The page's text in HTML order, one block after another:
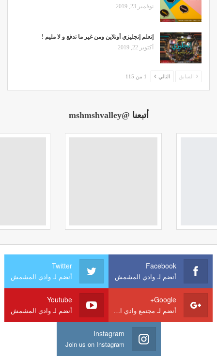
نوفمبر 23, 2019
إتعلم إنجليزي أونلاين ومن غير ما تدفع و لا مليم !
أكتوبر 22, 2019
السابق التالي 1 من 115
أتبعنا @mshmshvalley
Facebook
أنضم لـ وادي المشمش
Twitter
أنضم لـ وادي المشمش
Google+
أنضم لـ مجتمع وادي المشمش
Youtube
أنضم لـ وادي المشمش
Instagram
Join us on Instagram